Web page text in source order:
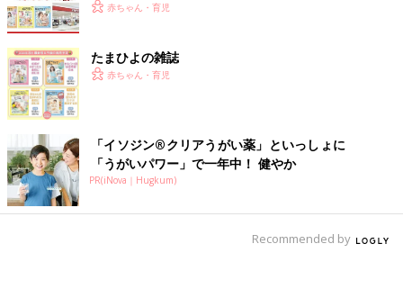
赤ちゃん・育児
たまひよの雑誌
赤ちゃん・育児
「イソジン®クリアうがい薬」といっしょに
「うがいパワー」で一年中！ 健やか
PR(iNova｜Hugkum)
Recommended by